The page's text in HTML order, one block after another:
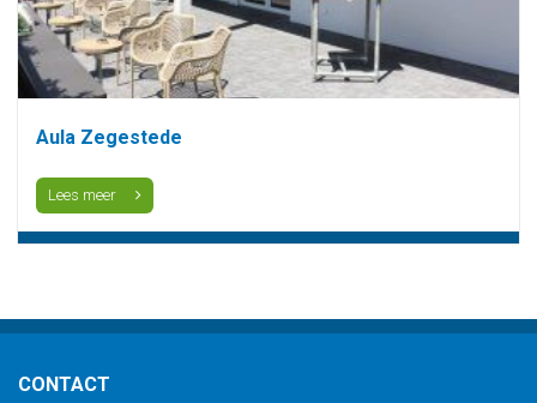
Aula Zegestede
Lees meer
CONTACT